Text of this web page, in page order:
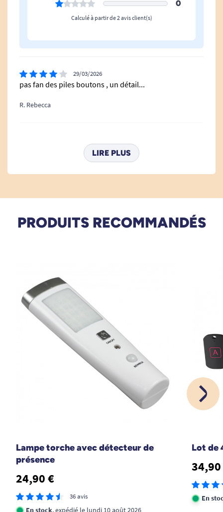
0
Calculé à partir de 2 avis client(s)
29/03/2026
pas fan des piles boutons , un détail...
R. Rebecca
parfaite pour voir dans les coins.
LIRE PLUS
PRODUITS RECOMMANDÉS
Lampe torche avec détecteur de
présence
24,90 €
36 avis
En stock, expédié le lundi 10 août 2026
Lot de
En